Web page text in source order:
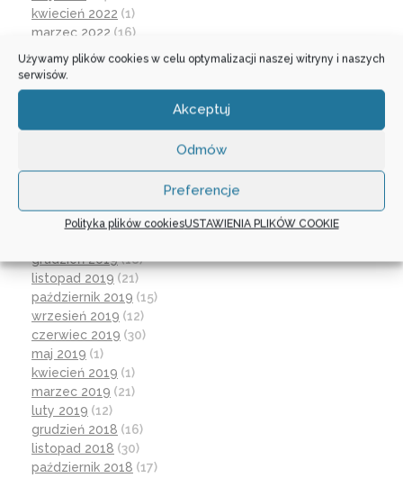
Używamy plików cookies w celu optymalizacji naszej witryny i naszych
serwisów.
Akceptuj
Odmów
Preferencje
Polityka plików cookiesUSTAWIENIA PLIKÓW COOKIE
kwiecień 2022 (1)
marzec 2022 (16)
październik 2021 (2)
wrzesień 2021
sierpień 2021(4)
czerwiec 2021(27)
luty 2020(10)
grudzień 2019(18)
listopad 2019 (21)
październik 2019 (15)
wrzesień 2019 (12)
czerwiec 2019 (30)
maj 2019 (1)
kwiecień 2019 (1)
marzec 2019 (21)
luty 2019 (12)
grudzień 2018 (16)
listopad 2018 (30)
październik 2018 (17)